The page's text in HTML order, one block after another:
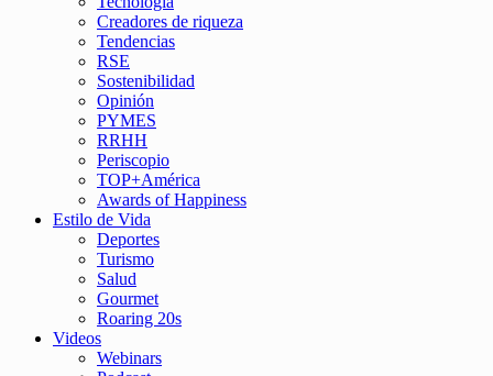
Creadores de riqueza
Tendencias
RSE
Sostenibilidad
Opinión
PYMES
RRHH
Periscopio
TOP+América
Awards of Happiness
Estilo de Vida
Deportes
Turismo
Salud
Gourmet
Roaring 20s
Videos
Webinars